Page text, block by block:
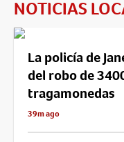
NOTICIAS
La policía de
del robo de
tragamonedas
39m ago